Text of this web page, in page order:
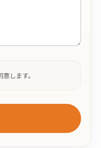
意します。